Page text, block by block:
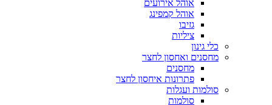
אוהל אירועים
אוהל קמפינג
גזיבו
ציליות
כלי גינון
מחסנים ואחסון לחצר
מחסנים
פתרונות איחסון לחצר
סולמות ועגלות
סולמות